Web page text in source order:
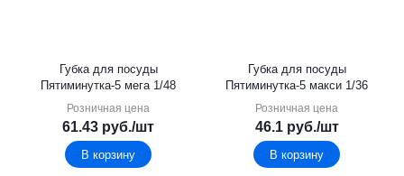
Губка для посуды
Пятиминутка-5 мега 1/48
Розничная цена
61.43 руб./шт
В корзину
Губка для посуды
Пятиминутка-5 макси 1/36
Розничная цена
46.1руб./шт
В корзину